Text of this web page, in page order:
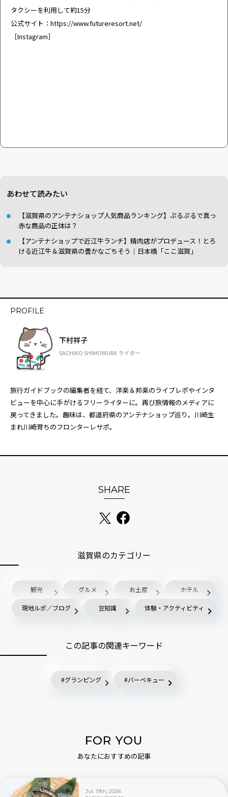
タクシーを利用して約15分
公式サイト： https://www.futureresort.net/
［Instagram］
あわせて読みたい
【滋賀県のアンテナショップ人気商品ランキング】ぷるぷるで真っ
赤な商品の正体は？
【アンテナショップで近江牛ランチ】精肉店がプロデュース！とろ
ける近江牛＆滋賀県の豊かなごちそう｜日本橋「ここ滋賀」
PROFILE
下村祥子
SACHIKO SHIMOMURA ライター
旅行ガイドブックの編集者を経て、洋楽＆邦楽のライブレポやインタ
ビューを中心に手がけるフリーライターに。再び旅情報のメディアに
戻ってきました。趣味は、都道府県のアンテナショップ巡り。川崎生
まれ川崎育ちのフロンターレサポ。
SHARE
滋賀県のカテゴリー
観光 グルメ お土産 ホテル
現地ルポ／ブログ 豆知識 体験・アクティビティ
この記事の関連キーワード
グランピング バーベキュー
FOR YOU
あなたにおすすめの記事
Jul. 19th, 2026